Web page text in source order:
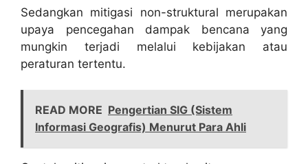
Sedangkan mitigasi non-struktural merupakan
upaya pencegahan dampak bencana yang
mungkin terjadi melalui kebijakan atau
peraturan tertentu.
READ MORE Pengertian SIG (Sistem
Informasi Geografis) Menurut Para Ahli